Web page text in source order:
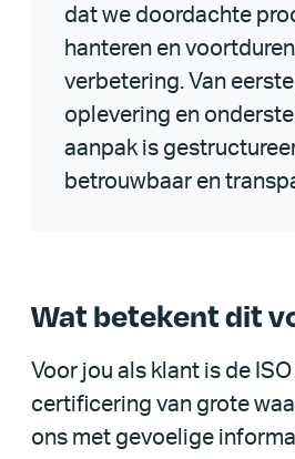
dat we doordachte
hanteren en
verbetering. Van
oplevering en
aanpak is
betrouwbaar en
Wat betekent dit
Voor jou als klant is de
certificering van grote
ons met gevoelige